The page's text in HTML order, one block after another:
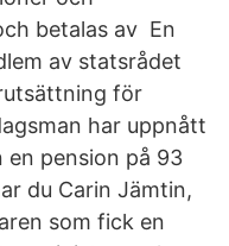
betalas av En
av statsrådet
för
har uppnått
pension på 93
du Carin Jämtin,
som fick en